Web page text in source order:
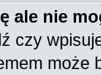
ale nie
czy
może